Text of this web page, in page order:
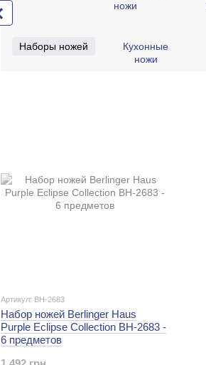
Наборы ножей
Кухонные
ножи
Артикул: BH-2683
Набор ножей Berlinger Haus
Purple Eclipse Collection BH-2683 -
6 предметов